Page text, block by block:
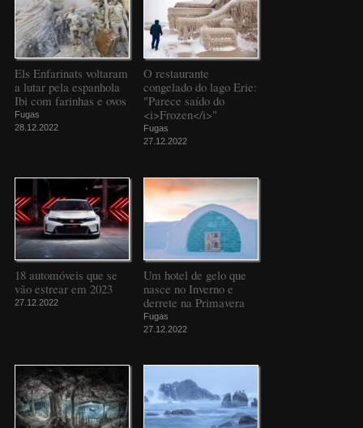
Els Enfarinats voltaram
a lutar pela espanhola
Ibi com farinhas e ovos
Fugas
28.12.2022
O restaurante
congelado do lago Erie:
"Parece saído do
<i>Frozen</i>"
Fugas
27.12.2022
18 automóveis que se
vão estrear em 2023
27.12.2022
Um hotel de gelo que
nasce no Inverno e
derrete na Primavera
Fugas
27.12.2022